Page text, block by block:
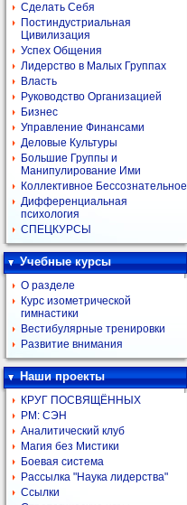
Сделать Себя
Постиндустриальная
Цивилизация
Успех Общения
Лидерство в Малых Группах
Власть
Руководство Организацией
Бизнес
Управление Финансами
Деловые Культуры
Большие Группы и
Манипулирование Ими
Коллективное Бессознательное
Дифференциальная
психология
СПЕЦКУРСЫ
Учебные курсы
О разделе
Курс изометрической
гимнастики
Вестибулярные тренировки
Развитие внимания
Наши проекты
КРУГ ПОСВЯЩЁННЫХ
РМ: СЭН
Аналитический клуб
Магия без Мистики
Боевая система
Рассылка "Наука лидерства"
Ссылки